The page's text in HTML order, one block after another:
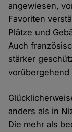
angewiesen,
Favoriten
Plätze und
Auch
stärker
anders als in
Die mehr als